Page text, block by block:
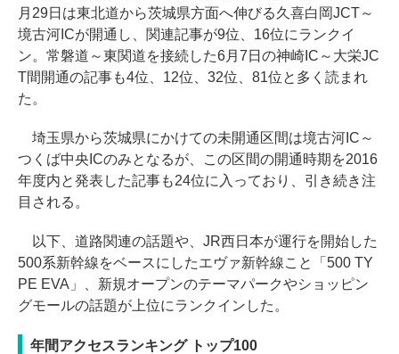
月29日は東北道から茨城県方面へ伸びる久喜白岡JCT～
境古河ICが開通し、関連記事が9位、16位にランクイ
ン。常磐道～東関道を接続した6月7日の神崎IC～大栄JC
T間開通の記事も4位、12位、32位、81位と多く読まれ
た。
埼玉県から茨城県にかけての未開通区間は境古河IC～
つくば中央ICのみとなるが、この区間の開通時期を2016
年度内と発表した記事も24位に入っており、引き続き注
目される。
以下、道路関連の話題や、JR西日本が運行を開始した
500系新幹線をベースにしたエヴァ新幹線こと「500 TY
PE EVA」、新規オープンのテーマパークやショッピン
グモールの話題が上位にランクインした。
年間アクセスランキング トップ100